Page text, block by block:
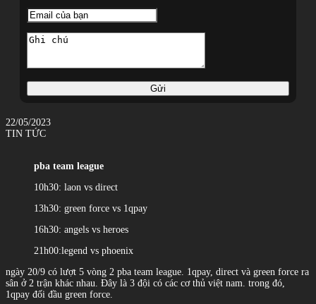
Gửi
22/05/2023
TIN TỨC
pba team league
10h30: laon vs direct
13h30: green force vs 1qpay
16h30: angels vs heroes
21h00:legend vs phoenix
ngày 20/9 có lượt 5 vòng 2 pba team league. 1qpay, direct và green force ra
sân ở 2 trận khác nhau. Đây là 3 đội có các cơ thủ việt nam. trong đó,
1qpay đối đầu green force.